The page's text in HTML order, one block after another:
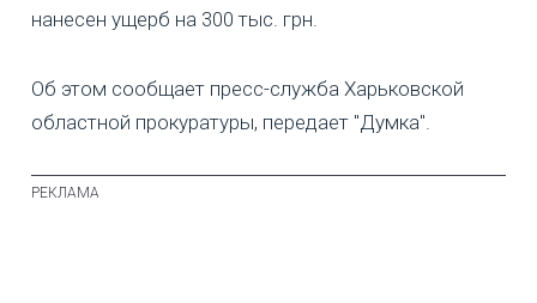
нанесен ущерб на 300 тыс. грн.
Об этом сообщает пресс-служба Харьковской
областной прокуратуры, передает "Думка".